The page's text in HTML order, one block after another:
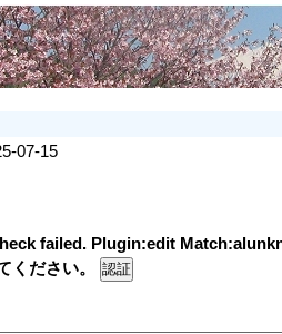
07-15
failed. Plugin:edit
ください。